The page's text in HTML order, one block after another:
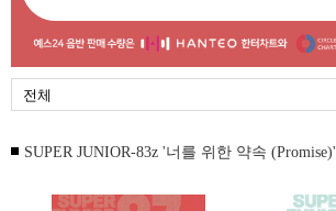
SUPER JUNIOR-83z '너를 위한 약속 (Promise)'